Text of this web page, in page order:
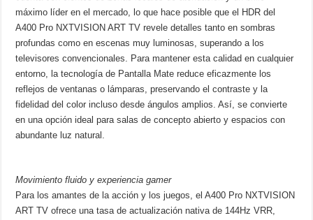
máximo líder en el mercado, lo que hace posible que el HDR del
A400 Pro NXTVISION ART TV revele detalles tanto en sombras
profundas como en escenas muy luminosas, superando a los
televisores convencionales. Para mantener esta calidad en cualquier
entorno, la tecnología de Pantalla Mate reduce eficazmente los
reflejos de ventanas o lámparas, preservando el contraste y la
fidelidad del color incluso desde ángulos amplios. Así, se convierte
en una opción ideal para salas de concepto abierto y espacios con
abundante luz natural.
Movimiento fluido y experiencia gamer
Para los amantes de la acción y los juegos, el A400 Pro NXTVISION
ART TV ofrece una tasa de actualización nativa de 144Hz VRR,